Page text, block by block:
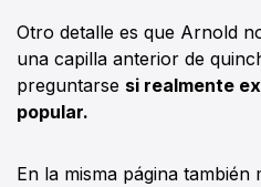
Otro detalle es que Arnold
una capilla anterior de
preguntarse si realmente
popular.
En la misma página también